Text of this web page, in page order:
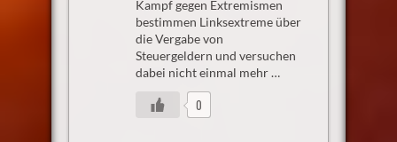
Kampf gegen Extremismen
bestimmen Linksextreme über
die Vergabe von
Steuergeldern und versuchen
dabei nicht einmal mehr …
0